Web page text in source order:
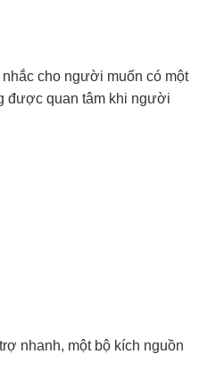
cho người muốn có một
được quan tâm khi người
nhanh, một bộ kích nguồn